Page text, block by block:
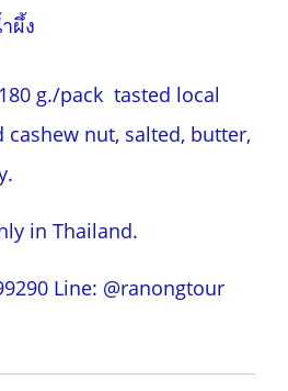
ผึ้ง
g./pack tasted local
nut, salted, butter,
in Thailand.
Line: @ranongtour